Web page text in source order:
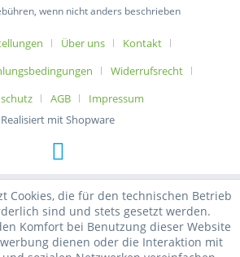
wenn nicht anders beschrieben
Über uns
Kontakt
Widerrufsrecht
AGB
Impressum
Realisiert mit Shopware
Cookies, die für den technischen Betrieb
sind und stets gesetzt werden.
Komfort bei Benutzung dieser Website
dienen oder die Interaktion mit